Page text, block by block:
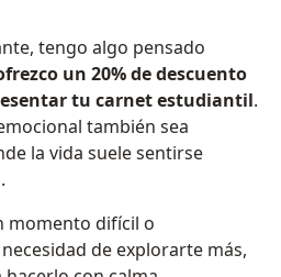
tengo algo pensado
un 20% de descuento
tu carnet estudiantil.
también sea
la vida suele sentirse
momento difícil o
de explorarte más,